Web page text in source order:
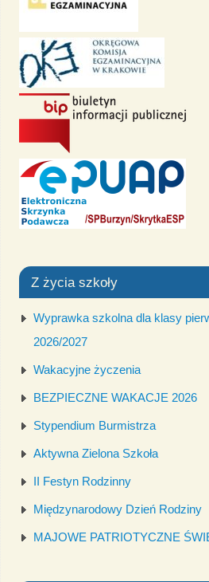
Z życia szkoły
Wyprawka szkolna dla klasy
2026/2027
Wakacyjne życzenia
BEZPIECZNE WAKACJE 2026
Stypendium Burmistrza
Aktywna Zielona Szkoła
II Festyn Rodzinny
Międzynarodowy Dzień Rodziny
MAJOWE PATRIOTYCZNE